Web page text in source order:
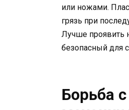
или ножами.
грязь при
Лучше проявить
безопасный для
Борьба